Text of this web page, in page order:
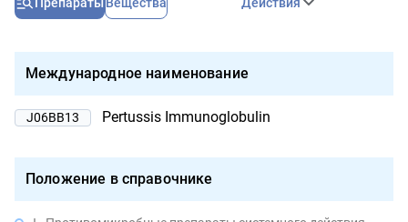
Международное наименование
J06BB13 Pertussis Immunoglobulin
Положение в справочнике